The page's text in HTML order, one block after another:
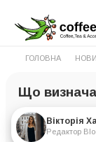
ГОЛОВНА
Що
Вікторія
Редактор